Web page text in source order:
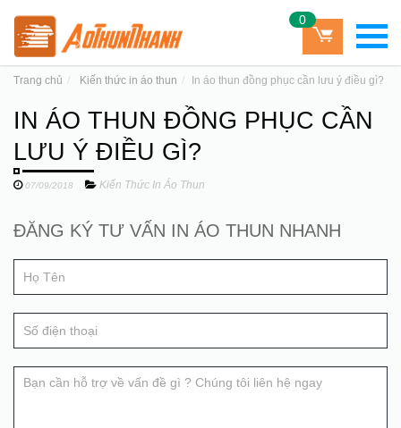
0
Trang chủ Kiến thức in áo thun In áo thun đồng phục cần lưu ý điều gì?
IN ÁO THUN ĐỒNG PHỤC CẦN
LƯU Ý ĐIỀU GÌ?
07/09/2018 Kiến Thức In Áo Thun
Đăng
tư
If
are
human,
leave
this
blank.
ĐĂNG KÝ TƯ VẤN IN ÁO THUN NHANH